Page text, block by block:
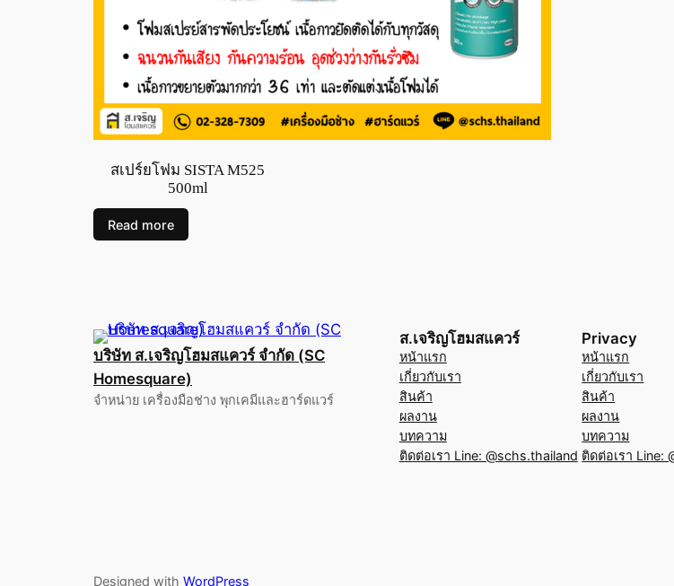
สเปร์ยโฟม SISTA M525
500ml
Read more
บริษัท ส.เจริญโฮมสแควร์ จำกัด (SC
Homesquare)
จำหน่าย เครื่องมือช่าง พุกเคมีและฮาร์ดแวร์
ส.เจริญโฮมสแควร์
หน้าแรก
เกี่ยวกับเรา
สินค้า
ผลงาน
บทความ
ติดต่อเรา Line: @schs.thailand
Privacy
หน้าแรก
เกี่ยวกับเรา
สินค้า
ผลงาน
บทความ
ติดต่อเรา Line:
Designed with WordPress